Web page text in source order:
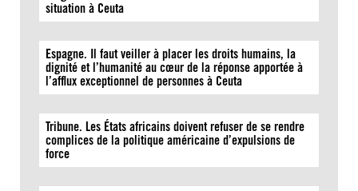
situation à Ceuta
Espagne. Il faut veiller à placer les droits humains, la
dignité et l’humanité au cœur de la réponse apportée à
l’afflux exceptionnel de personnes à Ceuta
Tribune. Les États africains doivent refuser de se rendre
complices de la politique américaine d’expulsions de
force